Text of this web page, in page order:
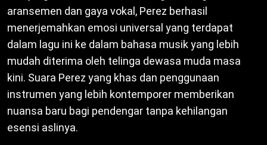
aransemen dan gaya vokal, Perez berhasil
menerjemahkan emosi universal yang terdapat
dalam lagu ini ke dalam bahasa musik yang lebih
mudah diterima oleh telinga dewasa muda masa
kini. Suara Perez yang khas dan penggunaan
instrumen yang lebih kontemporer memberikan
nuansa baru bagi pendengar tanpa kehilangan
esensi aslinya.